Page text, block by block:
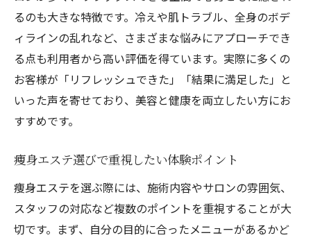
るのも大きな特徴です。冷えや肌トラブル、全身のボデ
ィラインの乱れなど、さまざまな悩みにアプローチでき
る点も利用者から高い評価を得ています。実際に多くの
お客様が「リフレッシュできた」「結果に満足した」と
いった声を寄せており、美容と健康を両立したい方にお
すすめです。
痩身エステ選びで重視したい体験ポイント
痩身エステを選ぶ際には、施術内容やサロンの雰囲気、
スタッフの対応など複数のポイントを重視することが大
切です。まず、自分の目的に合ったメニューがあるかど